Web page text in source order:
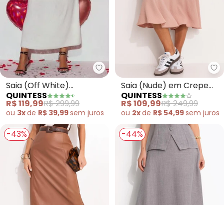
Quintess - Saia (Off White)
Saia (Off White)
Alongada em Tricô
QUINTESS
R$ 119,99R$ 299,99
ou 3xde R$ 39,99sem juros
Saia (Nude) em Crepe
Plano
QUINTESS
R$ 109,99R$ 249,99
ou 2xde R$ 54,99sem juros
-43% -44%